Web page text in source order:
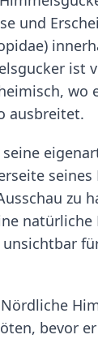
und
ist
wo
ausbreitet.
seines
zu
bevor